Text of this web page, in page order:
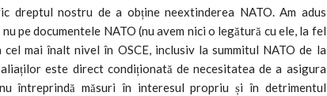
dreptul nostru de a obține neextinderea NATO. Am adus
pe documentele NATO (nu avem nici o legătură cu ele, la fel
mai înalt nivel în OSCE, inclusiv la summitul NATO de la
este direct condiționată de necesitatea de a asigura
întreprindă măsuri în interesul propriu și în detrimentul